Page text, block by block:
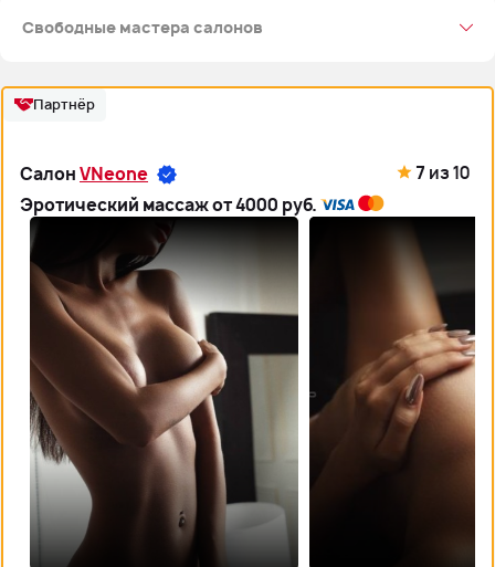
Свободные мастера салонов
Монро(4)
Партнёр
СалонVNeone 7 из 10
Эротический массаж от 4000 руб.